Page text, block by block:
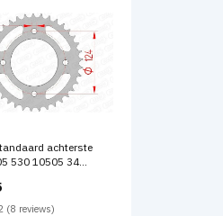
achterste
530 10505 34
(8 reviews)